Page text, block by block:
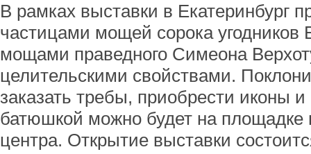
В рамках выставки в Екатеринбург
частицами мощей сорока угодников
мощами праведного Симеона
целительскими свойствами.
заказать требы, приобрести иконы
батюшкой можно будет на площадке
центра. Открытие выставки